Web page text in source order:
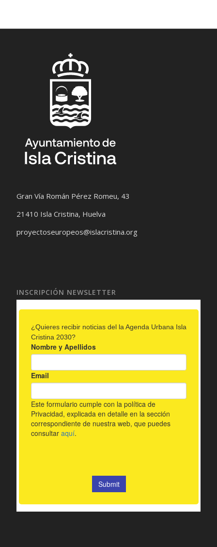
Gran Vía Román Pérez Romeu, 43
21410 Isla Cristina, Huelva
proyectoseuropeos@islacristina.org
INSCRIPCIÓN NEWSLETTER